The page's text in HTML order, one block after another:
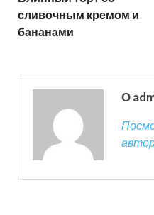
сливочным кремом и
бананами
О